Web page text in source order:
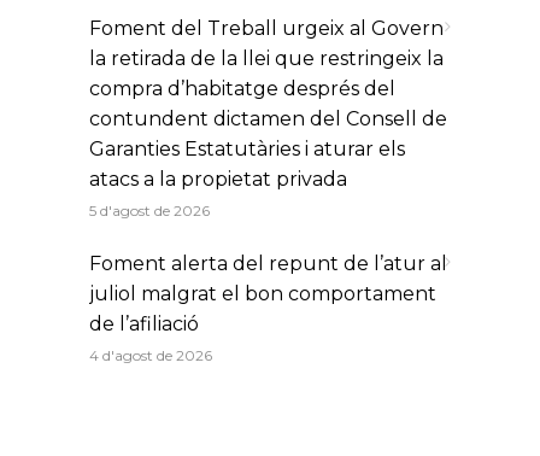
Foment del Treball urgeix al Govern
la retirada de la llei que restringeix la
compra d’habitatge després del
contundent dictamen del Consell de
Garanties Estatutàries i aturar els
atacs a la propietat privada
5 d'agost de 2026
Foment alerta del repunt de l’atur al
juliol malgrat el bon comportament
de l’afiliació
4 d'agost de 2026